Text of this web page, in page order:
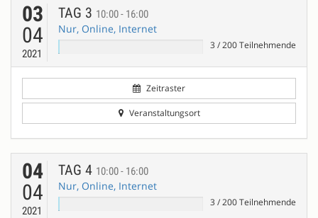
03
04
2021
TAG 3 10:00 - 16:00
Nur, Online, Internet
3 /200Teilnehmende
Zeitraster
Veranstaltungsort
04
04
2021
TAG 4 10:00 - 16:00
Nur, Online, Internet
3 /200Teilnehmende